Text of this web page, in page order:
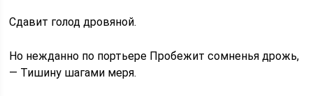
Сдавит голод дровяной.
Но нежданно по портьере Пробежит сомненья дрожь,
— Тишину шагами меря.